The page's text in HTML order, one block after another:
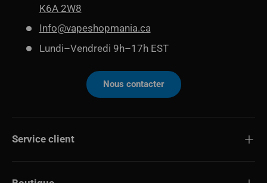
K6A 2W8
Info@vapeshopmania.ca
Lundi–Vendredi 9h–17h EST
Nous contacter
Service client